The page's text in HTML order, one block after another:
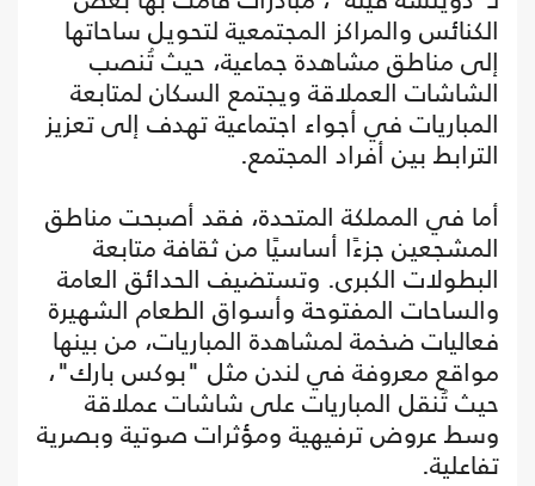
الكنائس والمراكز المجتمعية لتحويل ساحاتها
إلى مناطق مشاهدة جماعية، حيث تُنصب
الشاشات العملاقة ويجتمع السكان لمتابعة
المباريات في أجواء اجتماعية تهدف إلى تعزيز
الترابط بين أفراد المجتمع.
أما في المملكة المتحدة، فقد أصبحت مناطق
المشجعين جزءًا أساسيًا من ثقافة متابعة
البطولات الكبرى. وتستضيف الحدائق العامة
والساحات المفتوحة وأسواق الطعام الشهيرة
فعاليات ضخمة لمشاهدة المباريات، من بينها
مواقع معروفة في لندن مثل "بوكس بارك"،
حيث تُنقل المباريات على شاشات عملاقة
وسط عروض ترفيهية ومؤثرات صوتية وبصرية
تفاعلية.